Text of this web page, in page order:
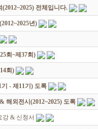
전체입니다.
년)
회~제37회)
회)
- 제11기) 도록
해외전시(2012~2025) 도록
강 & 신청서